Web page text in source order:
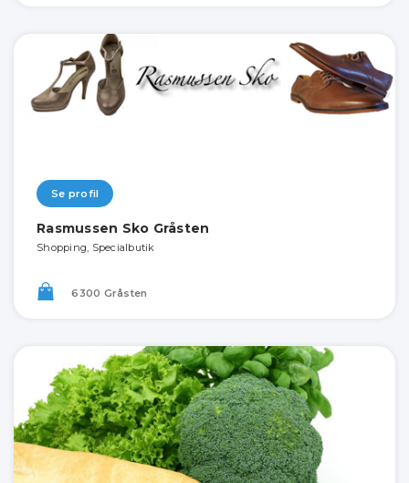
Se profil
Rasmussen Sko Gråsten
Shopping, Specialbutik
6300 Gråsten